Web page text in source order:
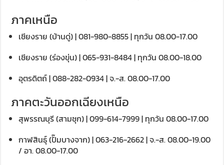
ภาคเหนือ
เชียงราย (บ้านดู่) | 081-980-8855 | ทุกวัน 08.00-17.00
เชียงราย (ร่องขุ่น) | 065-931-8484 | ทุกวัน 08.00-18.00
อุตรดิตถ์ | 088-282-0934 | จ.-ส. 08.00-17.00
ภาคตะวันออกเฉียงเหนือ
สุพรรณบุรี (สามชุก) | 099-614-7999 | ทุกวัน 08.00-17.00
กาฬสินธุ์ (ปั๊มบางจาก) | 063-216-2662 | จ.-ส. 08.00-19.00
/ อา. 08.00-17.00